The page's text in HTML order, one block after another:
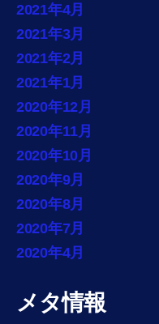
2021年4月
2021年3月
2021年2月
2021年1月
2020年12月
2020年11月
2020年10月
2020年9月
2020年8月
2020年7月
2020年4月
メタ情報